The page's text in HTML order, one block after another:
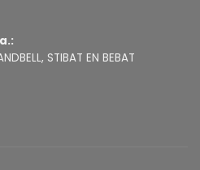
STIBAT EN BEBAT